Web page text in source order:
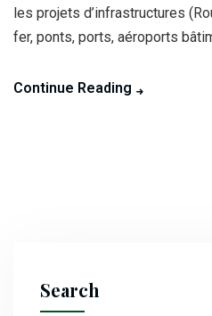
les projets d’infrastructures
fer, ponts, ports, aéroports
Continue Reading
Search